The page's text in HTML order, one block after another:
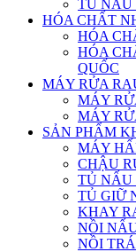
TỦ NẤU
HÓA CHẤT
HÓA
HÓA
QUỐC
MÁY RỬA
MÁY
MÁY
SẢN PHẨM
MÁY
CHẬU
TỦ NẤU
TỦ GIỮ
KHAY
NỒI
NỒI